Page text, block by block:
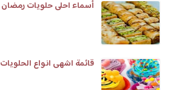
أسماء احلى حلويات رمضان
قائمة اشهى انواع الحلويات